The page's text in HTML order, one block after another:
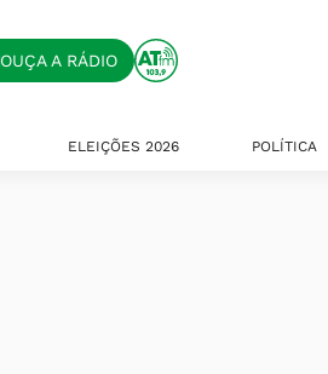
OUÇA A RÁDIO
ELEIÇÕES 2026 POLÍTICA